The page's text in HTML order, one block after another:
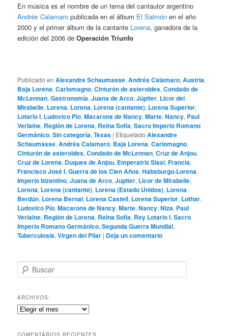
En música es el nombre de un tema del cantautor argentino
Andrés Calamaro publicada en el álbum El Salmón en el año
2000 y el primer álbum de la cantante Lorena, ganadora de la
edición del 2006 deOperación Triunfo
Publicado en Alexandre Schaumasse,Andrés Calamaro,Austria,
Baja Lorena,Carlomagno,Cinturón de asteroides,Condado de
McLennan,Gastronomía,Juana de Arco,Júpiter, Licor dei
Mirabelle, Lorena, Lorena, Lorena (cantante), Lorena Superior,
Lotario I, Ludovico Pío,Macarons de Nancy,Marte,Nancy, Paul
Verlaine, Región de Lorena, Reina Sofía,Sacro Imperio Romano
Germánico,Sin categoría,Texas | Etiquetado Alexandre
Schaumasse,Andrés Calamaro, Baja Lorena,Carlomagno,
Cinturón de asteroides,Condado de McLennan,Cruz de Anjou,
Cruz de Lorena, Duques de Anjou, Emperatriz Sissi,Francia,
Francisco José I,Guerra de los Cien Años,Habsburgo-Lorena,
Imperio bizantino,Juana de Arco,Jupiter, Licor de Mirabelle,
Lorena, Lorena (cantante), Lorena (Estado Unidos), Lorena
Berdún, Lorena Bernal, Lorena Castell, Lorena Superior, Lothar,
Ludovico Pío,Macarons de Nancy,Marte,Nancy,Niza, Paul
Verlaine, Región de Lorena, Reina Sofía, Rey Lotario I,Sacro
Imperio Romano Germánico,Segunda Guerra Mundial,
Tuberculosis,Virgen del Pilar | Deja un comentario
u
c
a
r
ARCHIVOS:
Archivos:
COMENTARIOS RECIENTES